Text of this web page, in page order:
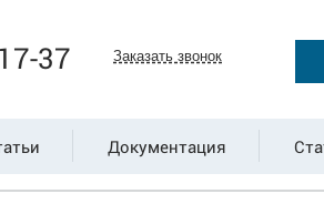
37 Заказать звонок
Документация